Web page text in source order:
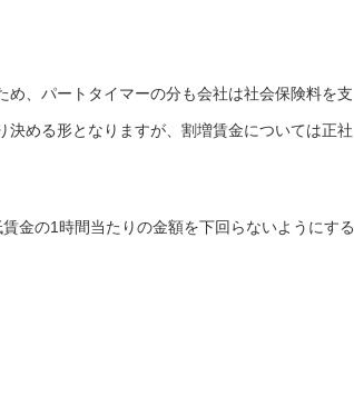
、パートタイマーの分も会社は社会保険料を支
める形となりますが、割増賃金については正社
金の1時間当たりの金額を下回らないようにする